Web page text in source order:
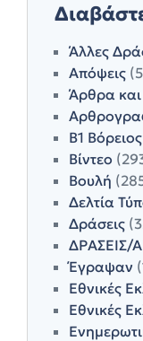
Άλλες
Απόψεις
Άρθρα και
Β1
Βίντεο
Βουλή
Δελτία
Δράσεις
ΔΡΑΣΕΙΣ/
Έγραψαν
Εθνικές
Εθνικές